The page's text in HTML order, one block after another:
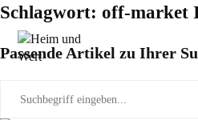
Zum
Inhalt
springen
Schlagwort: off-market
Passende Artikel zu Ihrer